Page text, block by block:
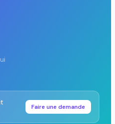
Faire une demande